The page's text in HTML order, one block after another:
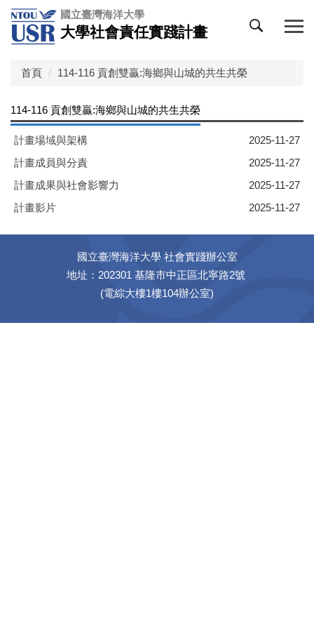
跳
到
主
國立臺灣海洋大學
大學社會責任實踐計畫
首頁 114-116 貢創雙贏:海鄉與山城的共生共榮
114-116 貢創雙贏:海鄉與山城的共生共榮
計畫場域與架構
2025-11-27
計畫成員與分責
2025-11-27
計畫成果與社會影響力
2025-11-27
計畫影片
2025-11-27
國立臺灣海洋大學 社會實踐辦公室
地址：202301 基隆市中正區北寧路2號
(電綜大樓1樓104辦公室)